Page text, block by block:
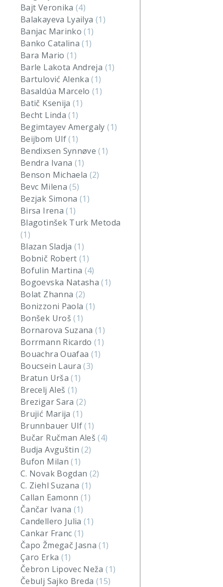
Bajt Veronika(4)
Balakayeva Lyailya (1)
Banjac Marinko(1)
Banko Catalina(1)
Bara Mario (1)
Barle Lakota Andreja (1)
Bartulović Alenka(1)
Basaldúa Marcelo(1)
Batič Ksenija(1)
Becht Linda(1)
Begimtayev Amergaly(1)
Beijbom Ulf(1)
Bendixsen Synnøve(1)
Bendra Ivana (1)
Benson Michaela (2)
Bevc Milena(5)
Bezjak Simona(1)
Birsa Irena(1)
Blagotinšek Turk Metoda
(1)
Blazan Sladja(1)
Bobnič Robert(1)
Bofulin Martina (4)
Bogoevska Natasha(1)
Bolat Zhanna (2)
Bonizzoni Paola (1)
Bonšek Uroš(1)
Bornarova Suzana(1)
Borrmann Ricardo(1)
Bouachra Ouafaa (1)
Boucsein Laura(3)
Bratun Urša(1)
Brecelj Aleš (1)
Brezigar Sara(2)
Brujić Marija(1)
Brunnbauer Ulf(1)
Bučar Ručman Aleš(4)
Budja Avguštin(2)
Bufon Milan(1)
C. Novak Bogdan (2)
C. Ziehl Suzana (1)
Callan Eamonn(1)
Čančar Ivana (1)
Candellero Julia(1)
Cankar Franc (1)
Čapo Žmegač Jasna(1)
Çaro Erka (1)
Čebron Lipovec Neža(1)
Čebulj Sajko Breda (15)